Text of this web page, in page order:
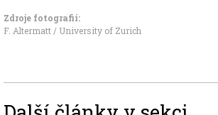
Zdroje fotografii:
F. Altermatt / University of Zurich